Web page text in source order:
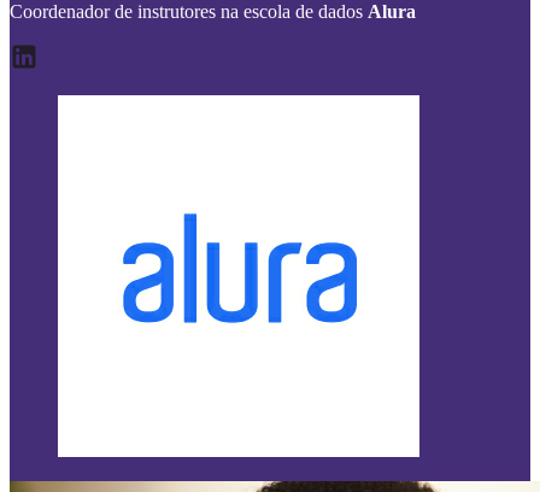
Coordenador de instrutores na escola de dados Alura